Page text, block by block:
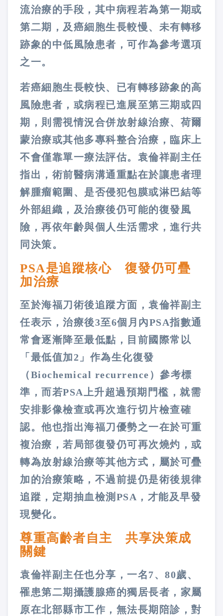
流治療的手段，其中病程若為第一期或
第二期，及癌細胞生長較慢、未有轉移
跡象的中低風險患者，可作為參考選項
之一。
若癌細胞生長較快、已有轉移跡象的高
風險患者，或病程已進展至第三期或四
期，則需視情況合併放射線治療、荷爾
蒙治療或其他多專科整合治療，臨床上
不會僅靠單一療法評估。袁倫祥副主任
指出，術前醫病溝通重點在於讓患者理
解腫瘤範圍、是否侵犯包膜或淋巴結等
外部組織，及治療後仍可能的復發風
險，再依年齡與個人生活需求，進行共
同決策。
PSA是追蹤核心 復發仍可疊
加治療
至於海福刀術後追蹤方面，袁倫祥副主
任表示，治療後3至6個月內PSA指數通
常會逐漸降至最低點，目前國際常以
「最低值加2」作為生化復發
（Biochemical recurrence）參考標
準，而若PSA上升超過預期門檻，就需
安排影像檢查或再次進行切片檢查確
認。他也指出海福刀優勢之一在於可重
複治療，若局部復發仍可再次燒灼，或
轉為放射線治療等其他方式，屬於可疊
加的治療策略，不過前提仍是術後規律
追蹤，定期抽血檢測PSA，才能及早發
現變化。
尊重高齡者自主 共享決策成
關鍵
袁倫祥副主任也分享，一名7、80歲、
罹患第二期攝護腺癌的獨居長者，家屬
原在北部縣市工作，無法長期陪診，對